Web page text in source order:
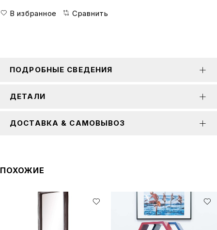
В избранное Сравнить
ПОДРОБНЫЕ СВЕДЕНИЯ
ДЕТАЛИ
ДОСТАВКА & САМОВЫВОЗ
ПОХОЖИЕ